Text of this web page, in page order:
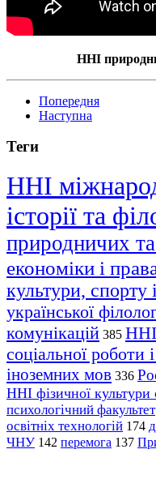
ННІ
Попередня
Наступна
Теги
ННІ
історії та
природничих
економіки і
культури, спорту
української
комунікацій 385 ННІ
соціальної роботи
іноземних мов 336
ННІ фізичної культури
психологічний факультет
освітніх технологій 174
ЧНУ 142 перемога 137